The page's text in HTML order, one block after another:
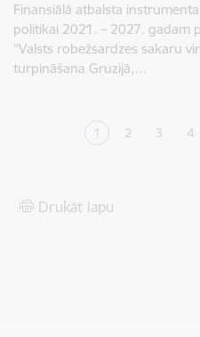
Finansiālā atbalsta
politikai 2021. – 2027. gadam
“Valsts robežsardzes sakaru
turpināšana Gruzijā,…
Lapošana
Pašreizējā lapa
1 Lapa
2 Lapa
3 4
Drukāt lapu